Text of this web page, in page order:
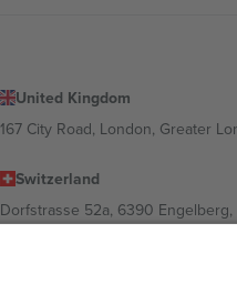
United Kingdom
167 City Road, London, Greater
Switzerland
Dorfstrasse 52a, 6390